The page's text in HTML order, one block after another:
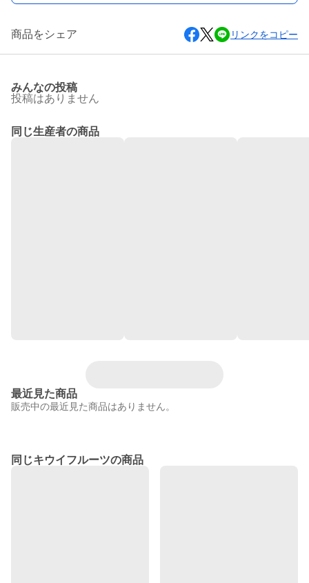
商品をシェア リンクをコピー
みんなの投稿
投稿はありません
同じ生産者の商品
最近見た商品
販売中の最近見た商品はありません。
同じキウイフルーツの商品